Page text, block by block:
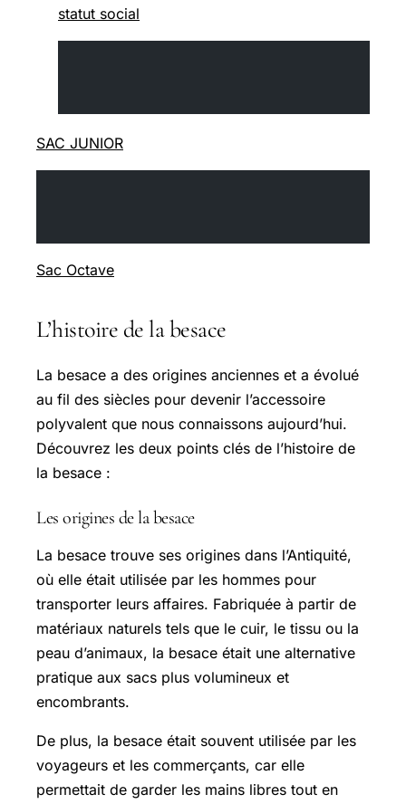
statut social
SAC JUNIOR
Sac Octave
L’histoire de la besace
La besace a des origines anciennes et a évolué
au fil des siècles pour devenir l’accessoire
polyvalent que nous connaissons aujourd’hui.
Découvrez les deux points clés de l’histoire de
la besace :
Les origines de la besace
La besace trouve ses origines dans l’Antiquité,
où elle était utilisée par les hommes pour
transporter leurs affaires. Fabriquée à partir de
matériaux naturels tels que le cuir, le tissu ou la
peau d’animaux, la besace était une alternative
pratique aux sacs plus volumineux et
encombrants.
De plus, la besace était souvent utilisée par les
voyageurs et les commerçants, car elle
permettait de garder les mains libres tout en